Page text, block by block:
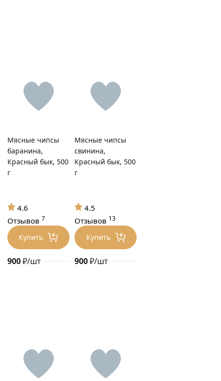
Купить
900₽/шт
Мясные чипсы
баранина,
Красный бык, 500
г
4.6
Отзывов 7
Купить
900₽/шт
Мясные чипсы
свинина,
Красный бык, 500
г
4.5
Отзывов 13